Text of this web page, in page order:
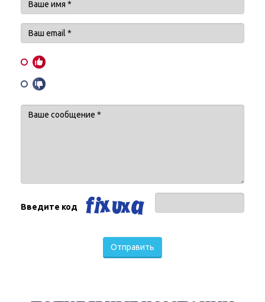
Введите код
Отправить